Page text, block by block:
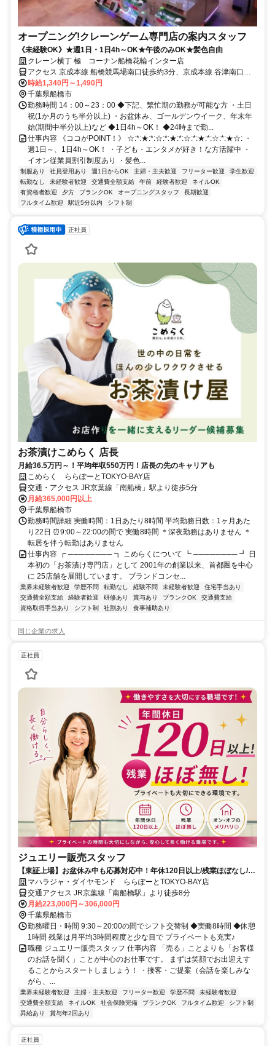
オープニング!クレーンゲーム専門店の案内スタッフ
《未経験OK》★週1日・1日4h～OK★午後のみOK★髪色自由
クレーン横丁 極 コーナン船橋花輪インター店
アクセス 京成本線 船橋競馬場南口徒歩約3分、京成本線 谷津南口徒
歩約10分、京成本線 大神宮下徒歩約12分
時給1,340円～1,490円
千葉県船橋市
勤務時間 14：00～23：00 ◆下記、繁忙期の勤務が可能な方 ・土日
祝(1か月のうち半分以上) ・お盆休み、ゴールデンウイーク、年末年
始(期間中半分以上)など ◆1日4h～OK！ ◆24時まで勤...
仕事内容 《ココがPOINT！》 ☆:*:★:*:☆:*:★:*:☆:*:★:*:☆:*:★☆: ・
週1日～、1日4h～OK！ ・子ども・エンタメが好き！な方活躍中 ・
イオン従業員割引制度あり ・髪色...
制服あり 社員登用あり 週1日からOK 主婦・主夫歓迎 フリーター歓迎
学生歓迎
転勤なし
未経験者歓迎 交通費全額支給 午前 経験者歓迎
ネイルOK
有資格者歓迎
夕方 ブランクOK オープニングスタッフ
長期歓迎
フルタイム歓迎
駅近5分以内 シフト制
正社員
お茶漬けこめらく 店長
月給36.5万円～！平均年収550万円！店長の先のキャリアも
こめらく ららぽーとTOKYO-BAY店
交通・アクセス JR京葉線「南船橋」駅より徒歩5分
月給365,000円以上
千葉県船橋市
勤務時間詳細 実働時間：1日あたり8時間 平均勤務日数：1ヶ月あた
り22日 ⏰9:00～22:00の間で 実働8時間 ＊深夜勤務はありません ＊
転居を伴う転勤はありません
仕事内容 ┏ ──────── ┓ こめらくについて ┗ ──────── ┛ 日
本初の「お茶漬け専門店」として 2001年の創業以来、首都圏を中心
に 25店舗を展開しています。 ブランドコンセ...
業界未経験者歓迎 学歴不問 転勤なし 経験不問 未経験者歓迎
住宅手当あり
交通費全額支給
経験者歓迎 研修あり 賞与あり ブランクOK
交通費支給
資格取得手当あり
シフト制 社割あり 食事補助あり
同じ企業の求人
正社員
ジュエリー販売スタッフ
【東証上場】お盆休み中も応募対応中！年休120日以上/残業ほぼなし/転
勤なし/未経験も安心サポート！
マハラジャ・ダイヤモンド ららぽーとTOKYO-BAY店
交通アクセス JR京葉線「南船橋駅」より徒歩8分
月給223,000円～306,000円
千葉県船橋市
勤務曜日・時間 9:30～20:00の間でシフト交替制 ◆実働8時間 ◆休憩
1時間 残業は月平均3時間程度と少な目で プライベートも充実♪
職種 ジュエリー販売スタッフ 仕事内容 「売る」ことよりも「お客様
のお話を聞く」ことが中心のお仕事です。 まずは笑顔でお出迎えす
ることからスタートしましょう！ ・接客・ご提案（会話を楽しみな
がら、...
業界未経験者歓迎 主婦・主夫歓迎 フリーター歓迎 学歴不問
未経験者歓迎
交通費全額支給
ネイルOK 社会保険完備 ブランクOK フルタイム歓迎
シフト制
昇給あり
賞与年2回あり
正社員